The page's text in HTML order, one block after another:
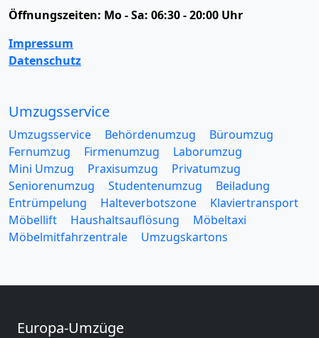
Öffnungszeiten: Mo - Sa: 06:30 - 20:00 Uhr
Impressum
Datenschutz
Umzugsservice
Umzugsservice Behördenumzug
Büroumzug
Fernumzug
Firmenumzug
Laborumzug
Mini Umzug
Praxisumzug
Privatumzug
Seniorenumzug
Studentenumzug
Beiladung
Entrümpelung
Halteverbotszone
Klaviertransport
Möbellift
Haushaltsauflösung
Möbeltaxi
Möbelmitfahrzentrale
Umzugskartons
Europa-Umzüge